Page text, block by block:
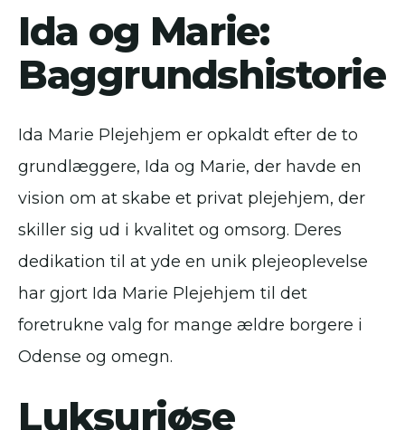
Ida og Marie:
Baggrundshistorie
Ida Marie Plejehjem er opkaldt efter de to
grundlæggere, Ida og Marie, der havde en
vision om at skabe et privat plejehjem, der
skiller sig ud i kvalitet og omsorg. Deres
dedikation til at yde en unik plejeoplevelse
har gjort Ida Marie Plejehjem til det
foretrukne valg for mange ældre borgere i
Odense og omegn.
Luksuriøse